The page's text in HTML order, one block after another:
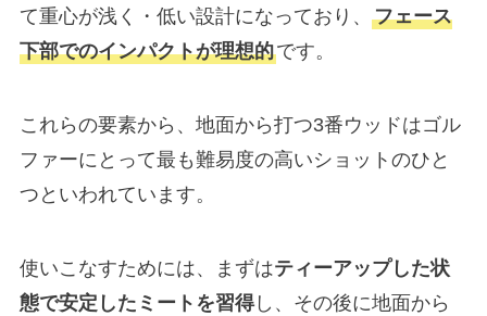
て重心が浅く・低い設計になっており、 フェース
下部でのインパクトが理想的です。
これらの要素から、地面から打つ3番ウッドはゴル
ファーにとって最も難易度の高いショットのひと
つといわれています。
使いこなすためには、まずはティーアップした状
態で安定したミートを習得し、その後に地面から